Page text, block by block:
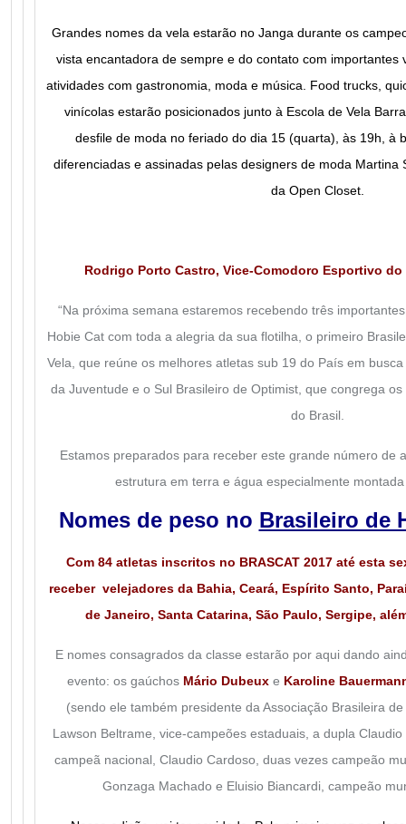
Grandes nomes da vela estarão no Janga durante os
vista encantadora de sempre e do contato com importantes
atividades com gastronomia, moda e música. Food trucks,
vinícolas estarão posicionados junto à Escola de Vela
desfile de moda no feriado do dia 15 (quarta), às 19h, à
diferenciadas e assinadas pelas designers de moda Martina
da Open Closet.
Rodrigo Porto Castro, Vice-Comodoro Esportivo
“Na próxima semana estaremos recebendo três
Hobie Cat com toda a alegria da sua flotilha, o primeiro
Vela, que reúne os melhores atletas sub 19 do País em
da Juventude e o Sul Brasileiro de Optimist, que congrega
do Brasil.
Estamos preparados para receber este grande número de
estrutura em terra e água especialmente
Nomes de peso no Brasileiro de
Com 84 atletas inscritos no BRASCAT 2017 até esta
receber velejadores da Bahia, Ceará, Espírito Santo,
de Janeiro, Santa Catarina, São Paulo, Sergipe,
E nomes consagrados da classe estarão por aqui dando
evento: os gaúchos Mário Dubeux e Karoline
(sendo ele também presidente da Associação Brasileira
Lawson Beltrame, vice-campeões estaduais, a dupla
campeã nacional, Claudio Cardoso, duas vezes campeão
Gonzaga Machado e Eluisio Biancardi, campeão